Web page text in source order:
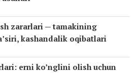
zararlari — tamakining
kashandalik oqibatlari
erni ko’nglini olish uchun